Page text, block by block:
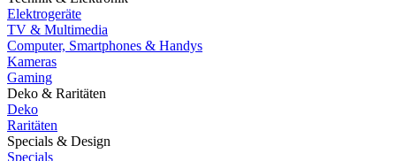
Elektrogeräte
TV & Multimedia
Computer, Smartphones & Handys
Kameras
Gaming
Deko & Raritäten
Deko
Raritäten
Specials & Design
Specials